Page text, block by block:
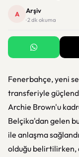
A Arşiv
· 2 dk okuma
Fenerbahçe, yeni
transferiyle
Archie Brown'u
Belçika'dan gelen
ile anlaşma
olduğu belirtilirken,